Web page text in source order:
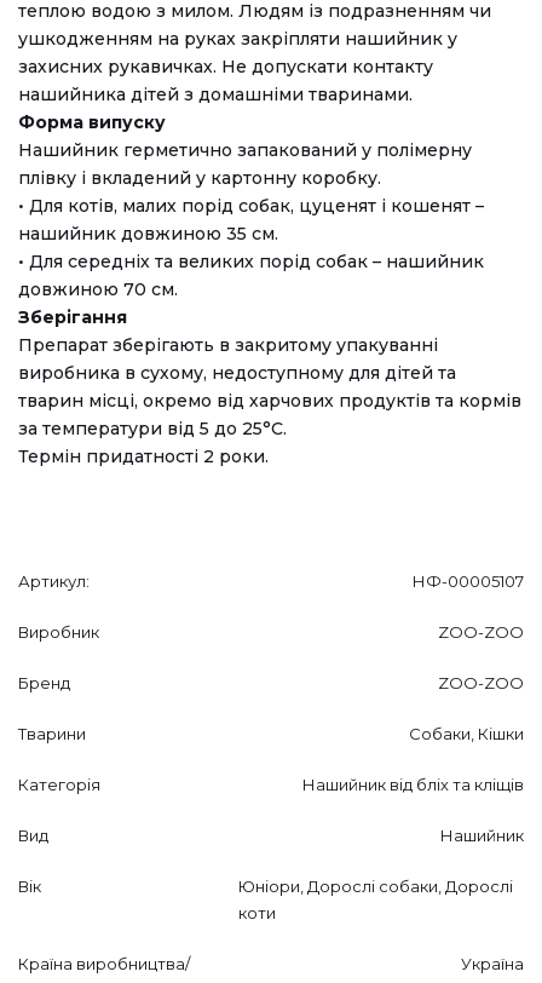
теплою водою з милом. Людям із подразненням чи
ушкодженням на руках закріпляти нашийник у
захисних рукавичках. Не допускати контакту
нашийника дітей з домашніми тваринами.
Форма випуску
Нашийник герметично запакований у полімерну
плівку і вкладений у картонну коробку.
• Для котів, малих порід собак, цуценят і кошенят –
нашийник довжиною 35 см.
• Для середніх та великих порід собак – нашийник
довжиною 70 см.
Зберігання
Препарат зберігають в закритому упакуванні
виробника в сухому, недоступному для дітей та
тварин місці, окремо від харчових продуктів та кормів
за температури від 5 до 25°C.
Термін придатності 2 роки.
Артикул: НФ-00005107
Виробник ZOO-ZOO
Бренд ZOO-ZOO
Тварини Собаки, Кішки
Категорія Нашийник від бліх та кліщів
Вид Нашийник
Вік
Юніори, Дорослі собаки, Дорослі
коти
Країна виробництва/
Україна